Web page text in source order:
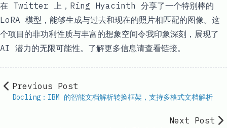
在 Twitter 上，Ring Hyacinth 分享了一个特别棒的
LoRA 模型，能够生成与过去和现在的照片相匹配的图像。这
个项目的非功利性质与丰富的想象空间令我印象深刻，展现了
AI 潜力的无限可能性。了解更多信息请查看链接。
Previous Post
Docling：IBM 的智能文档解析转换框架，支持多格式文档解析
Next Post